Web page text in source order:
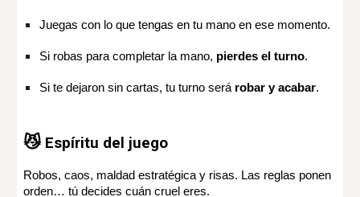
Juegas con lo que tengas en tu mano en ese momento.
Si robas para completar la mano, pierdes el turno.
Si te dejaron sin cartas, tu turno será robar y acabar.
😼 Espíritu del juego
Robos, caos, maldad estratégica y risas. Las reglas ponen
orden… tú decides cuán cruel eres.